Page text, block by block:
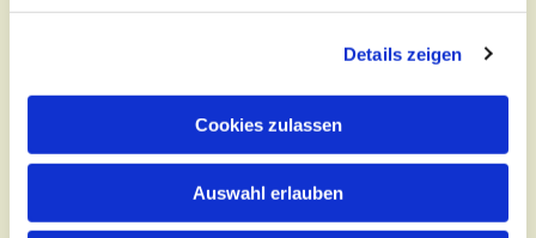
Details zeigen
Cookies zulassen
Auswahl erlauben
Zentralbüro
(030) 643 849 70